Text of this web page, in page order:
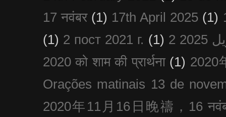
17 नवंबर (1) 17th April 2025 (1)
(1) 2 пост 2021 г. (1)
2020 को शाम की प्रार्थना (1) 2020
Orações matinais 13 de
2020年11月16日晚禱，16